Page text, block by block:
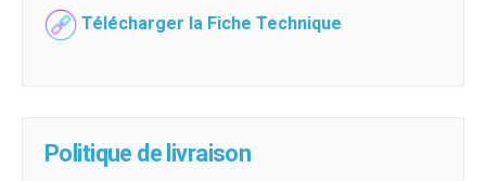
Télécharger la Fiche Technique
Politique de livraison